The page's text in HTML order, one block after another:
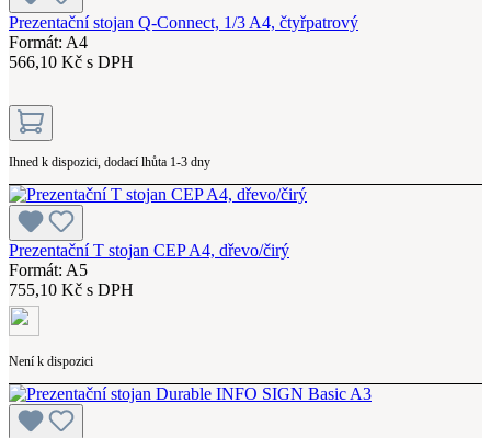
Prezentační stojan Q-Connect, 1/3 A4, čtyřpatrový
Formát: A4
566,10 Kč s DPH
Ihned k dispozici, dodací lhůta 1-3 dny
Prezentační T stojan CEP A4, dřevo/čirý
Formát: A5
755,10 Kč s DPH
Není k dispozici